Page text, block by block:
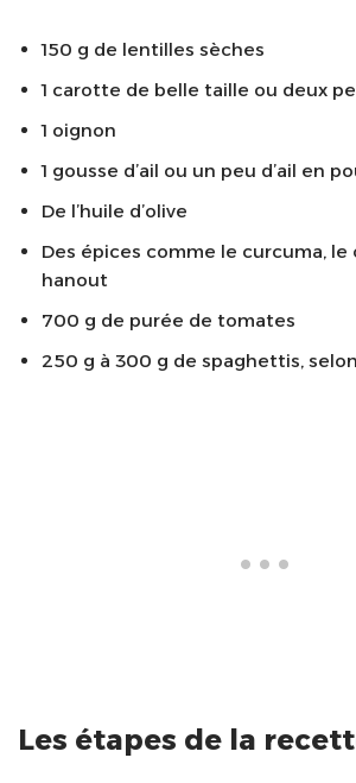
150 g de lentilles sèches
1 carotte de belle taille ou deux
1 oignon
1 gousse d’ail ou un peu d’ail en
De l’huile d’olive
Des épices comme le curcuma, le
hanout
700 g de purée de tomates
250 g à 300 g de spaghettis,
Les étapes de la